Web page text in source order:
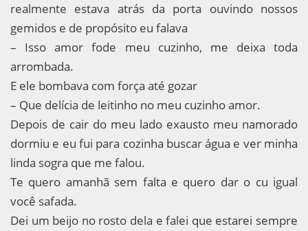
realmente estava atrás da porta ouvindo nossos
gemidos e de propósito eu falava
– Isso amor fode meu cuzinho, me deixa toda
arrombada.
E ele bombava com força até gozar
– Que delícia de leitinho no meu cuzinho amor.
Depois de cair do meu lado exausto meu namorado
dormiu e eu fui para cozinha buscar água e ver minha
linda sogra que me falou.
Te quero amanhã sem falta e quero dar o cu igual
você safada.
Dei um beijo no rosto dela e falei que estarei sempre